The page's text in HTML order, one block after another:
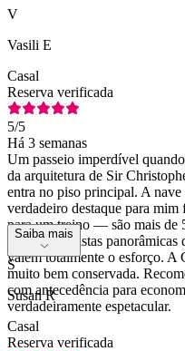
V
Vasili E
Casal
Reserva verificada
5/5
Há 3 semanas
Um passeio imperdível
da arquitetura de Sir
entra no piso principal. A
verdadeiro destaque para mim
para um treino — são mais de
—, mas as vistas
valem totalmente o esforço. A
muito bem conservada.
com antecedência para
verdadeiramente espetacular.
Saiba mais
S
Susan R
Casal
Reserva verificada